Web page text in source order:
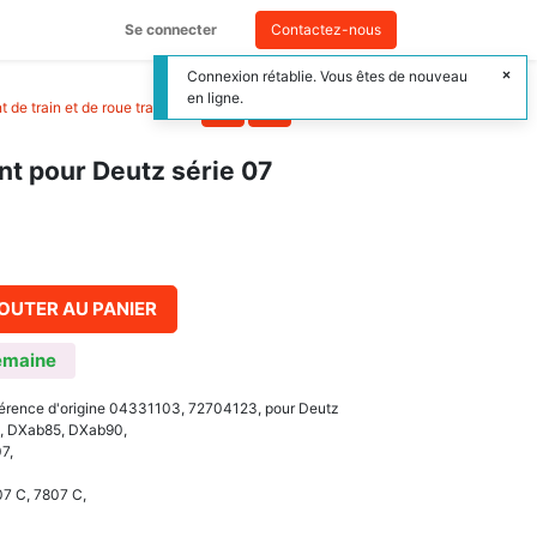
Se connecter Contactez-nous
de train et de roue tracteur >
pour Deutz série 07
AU PANIER
d'origine 04331103, 72704123, pour Deutz
DXab85, DXab90,
C, 7807 C,
Connexion rétablie. Vous êtes de nouveau
en ligne.